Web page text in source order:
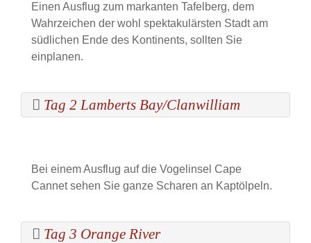
Einen Ausflug zum markanten Tafelberg, dem
Wahrzeichen der wohl spektakulärsten Stadt am
südlichen Ende des Kontinents, sollten Sie
einplanen.
Tag 2 Lamberts Bay/Clanwilliam
Bei einem Ausflug auf die Vogelinsel Cape
Cannet sehen Sie ganze Scharen an Kaptölpeln.
Tag 3 Orange River